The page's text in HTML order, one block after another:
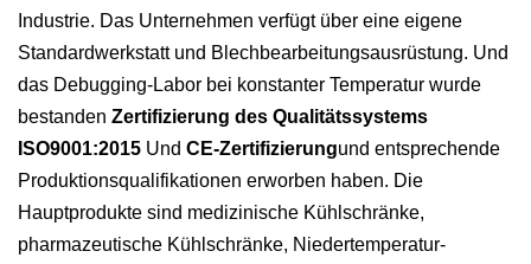
Industrie. Das Unternehmen verfügt über eine eigene
Standardwerkstatt und Blechbearbeitungsausrüstung. Und
das Debugging-Labor bei konstanter Temperatur wurde
bestanden Zertifizierung des Qualitätssystems
ISO9001:2015 Und CE-Zertifizierungund entsprechende
Produktionsqualifikationen erworben haben. Die
Hauptprodukte sind medizinische Kühlschränke,
pharmazeutische Kühlschränke, Niedertemperatur-